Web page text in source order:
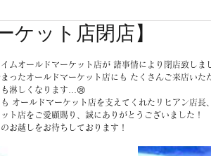
ケット店閉店】
ムオールドマーケット店が 諸事情により閉店致しま
ったオールドマーケット店にも たくさんご来店い
も淋しくなります…😢
オールドマーケット店を支えてくれたリヒアン店長
ト店をご愛顧賜り、誠にありがとうございました！
お越しをお待ちしております！